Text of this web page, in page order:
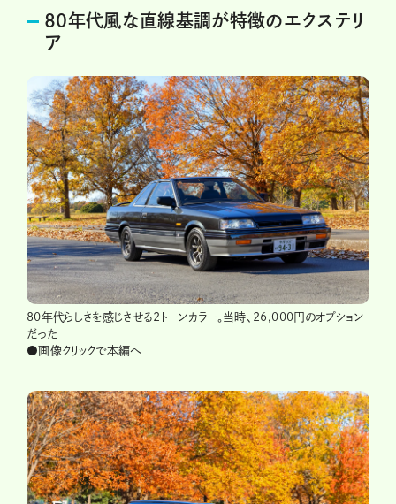
80年代風な直線基調が特徴のエクステリ
ア
80年代らしさを感じさせる2トーンカラー。当時、26,000円のオプション
だった
●画像クリックで本編へ